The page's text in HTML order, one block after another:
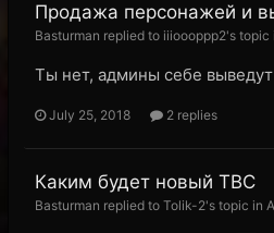
Продажа персонажей и
Basturman replied to iiioooppp2's topic
Ты нет, админы себе выведут
July 25, 2018 2 replies
Каким будет новый TBC
Basturman replied to Tolik-2's topic in